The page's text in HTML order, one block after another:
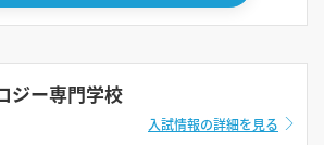
ジー専門学校
入試情報の詳細を見る